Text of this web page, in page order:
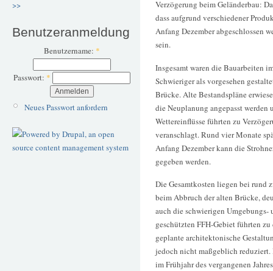
>>
Benutzeranmeldung
Benutzername: *
Passwort: *
Neues Passwort anfordern
Verzögerung beim Geländerbau:
dass aufgrund verschiedener
Anfang Dezember abgeschlossen
sein.
Insgesamt waren die Bauarbeiten
Schwieriger als vorgesehen
Brücke. Alte Bestandspläne
die Neuplanung angepasst
Wettereinflüsse führten zu
veranschlagt. Rund vier Monate
Anfang Dezember kann die
gegeben werden.
Die Gesamtkosten liegen bei
beim Abbruch der alten Brücke,
auch die schwierigen
geschützten FFH-Gebiet führten
geplante architektonische
jedoch nicht maßgeblich
im Frühjahr des vergangenen